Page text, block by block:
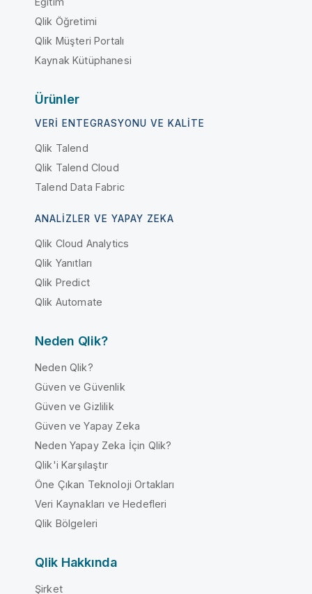
Qlik Öğretimi
Qlik Müşteri Portalı
Kaynak Kütüphanesi
Ürünler
VERI ENTEGRASYONU VE KALITE
Qlik Talend
Qlik Talend Cloud
Talend Data Fabric
ANALIZLER VE YAPAY ZEKA
Qlik Cloud Analytics
Qlik Yanıtları
Qlik Predict
Qlik Automate
Neden Qlik?
Neden Qlik?
Güven ve Güvenlik
Güven ve Gizlilik
Güven ve Yapay Zeka
Neden Yapay Zeka İçin Qlik?
Qlik'i Karşılaştır
Öne Çıkan Teknoloji Ortakları
Veri Kaynakları ve Hedefleri
Qlik Bölgeleri
Qlik Hakkında
Şirket